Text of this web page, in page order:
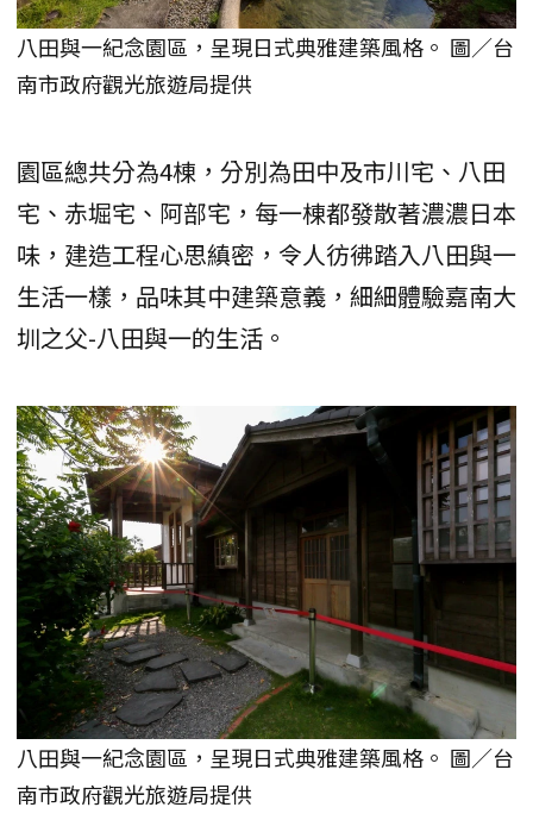
八田與一紀念園區，呈現日式典雅建築風格。 圖／台
南市政府觀光旅遊局提供
園區總共分為4棟，分別為田中及市川宅、八田
宅、赤堀宅、阿部宅，每一棟都發散著濃濃日本
味，建造工程心思縝密，令人彷彿踏入八田與一
生活一樣，品味其中建築意義，細細體驗嘉南大
圳之父-八田與一的生活。
八田與一紀念園區，呈現日式典雅建築風格。 圖／台
南市政府觀光旅遊局提供